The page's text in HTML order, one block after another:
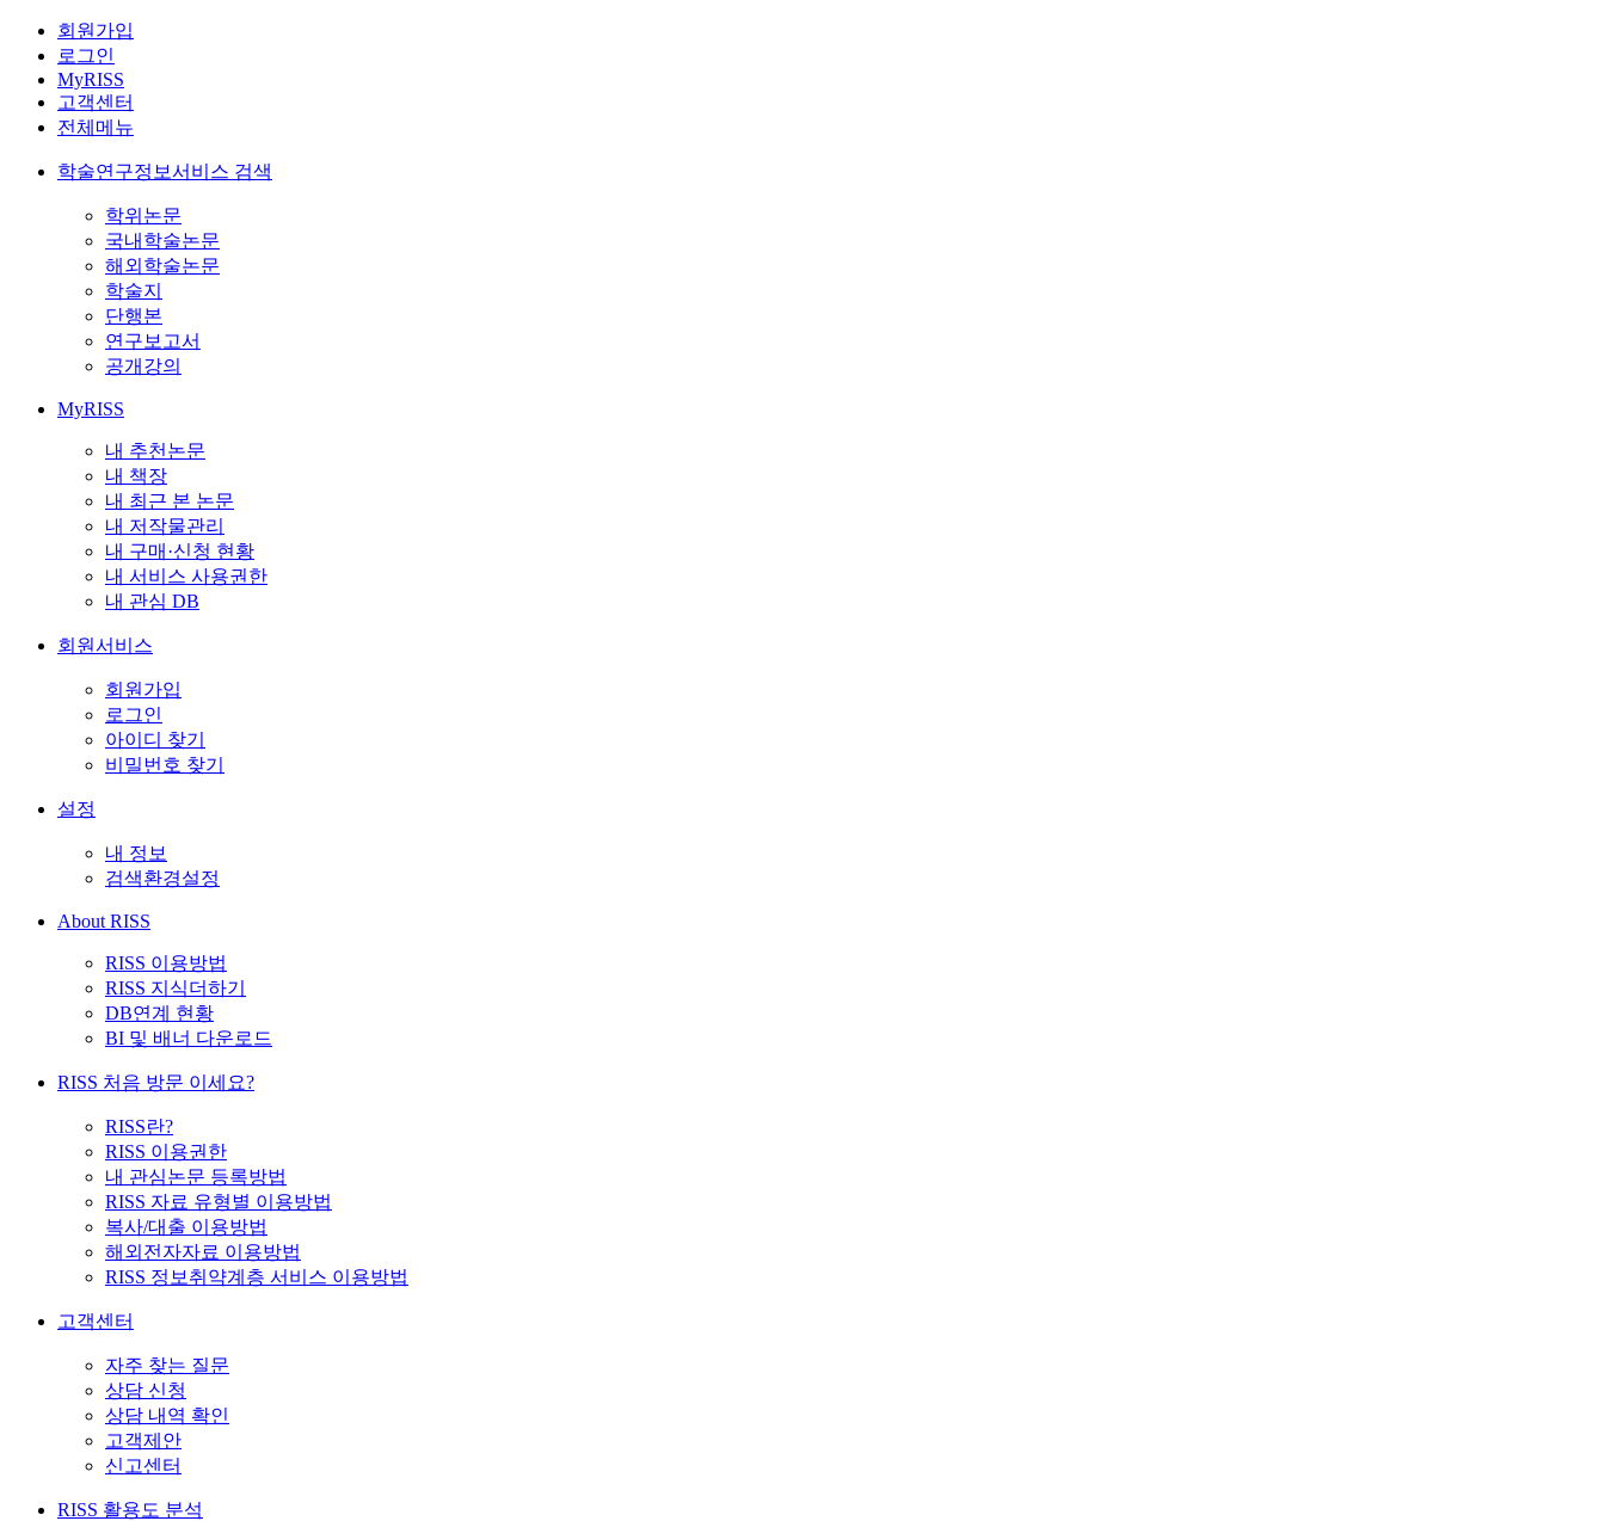
회원가입
로그인
MyRISS
고객센터
전체메뉴
학술연구정보서비스 검색
학위논문
국내학술논문
해외학술논문
학술지
단행본
연구보고서
공개강의
MyRISS
내 추천논문
내 책장
내 최근 본 논문
내 저작물관리
내 구매·신청 현황
내 서비스 사용권한
내 관심 DB
회원서비스
회원가입
로그인
아이디 찾기
비밀번호 찾기
설정
내 정보
검색환경설정
About RISS
RISS 이용방법
RISS 지식더하기
DB연계 현황
BI 및 배너 다운로드
RISS 처음 방문 이세요?
RISS란?
RISS 이용권한
내 관심논문 등록방법
RISS 자료 유형별 이용방법
복사/대출 이용방법
해외전자자료 이용방법
RISS 정보취약계층 서비스 이용방법
고객센터
자주 찾는 질문
상담 신청
상담 내역 확인
고객제안
신고센터
RISS 활용도 분석